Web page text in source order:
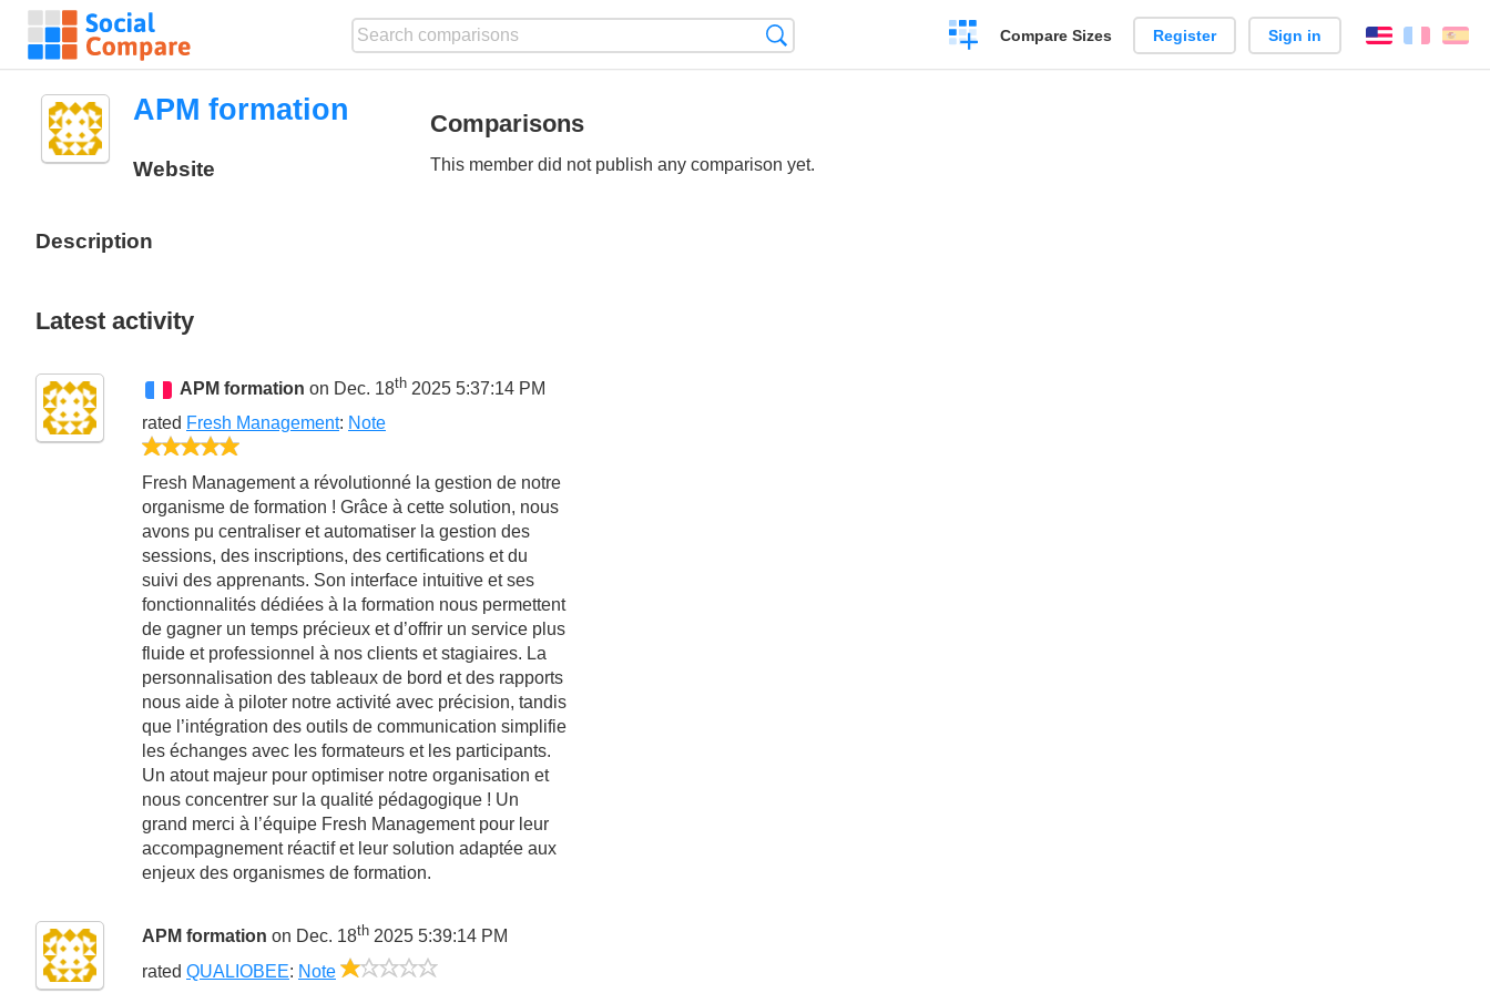
Create
a
Compare Sizes Register Sign in English
APM formation
Website
Description
Comparisons
This member did not publish any comparison yet.
Latest activity
APM formation on Dec. 18th 2025 5:37:14 PM
rated Fresh Management: Note
Fresh Management a révolutionné la gestion de notre
organisme de formation ! Grâce à cette solution, nous
avons pu centraliser et automatiser la gestion des
sessions, des inscriptions, des certifications et du
suivi des apprenants. Son interface intuitive et ses
fonctionnalités dédiées à la formation nous permettent
de gagner un temps précieux et d’offrir un service plus
fluide et professionnel à nos clients et stagiaires. La
personnalisation des tableaux de bord et des rapports
nous aide à piloter notre activité avec précision, tandis
que l’intégration des outils de communication simplifie
les échanges avec les formateurs et les participants.
Un atout majeur pour optimiser notre organisation et
nous concentrer sur la qualité pédagogique ! Un
grand merci à l’équipe Fresh Management pour leur
accompagnement réactif et leur solution adaptée aux
enjeux des organismes de formation.
APM formation on Dec. 18th 2025 5:39:14 PM
rated QUALIOBEE: Note